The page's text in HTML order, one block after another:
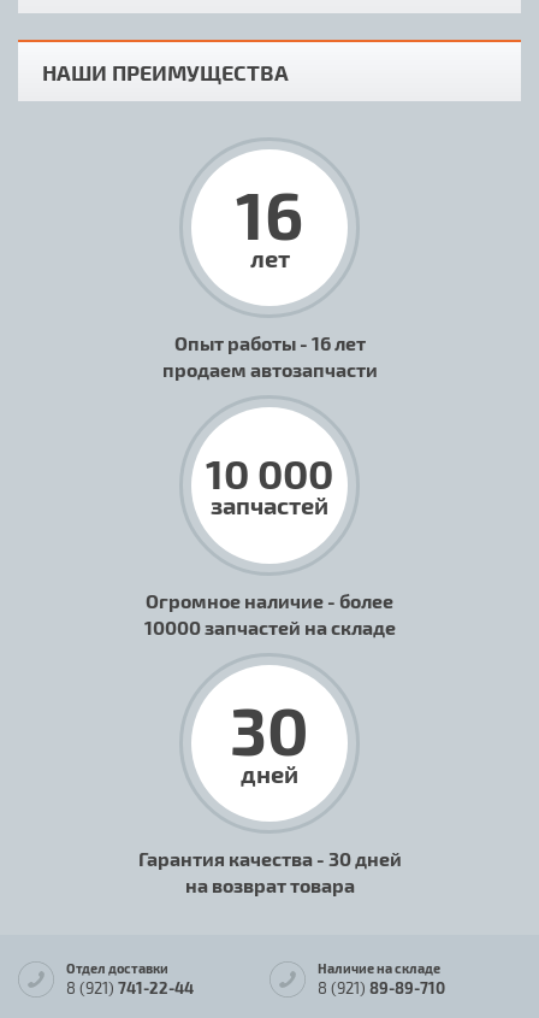
НАШИ ПРЕИМУЩЕСТВА
16
лет
Опыт работы - 16 лет
продаем автозапчасти
10 000
запчастей
Огромное наличие - более
10000 запчастей на складе
30
дней
Гарантия качества - 30 дней
на возврат товара
Отдел доставки
8 (921) 741-22-44
Наличие на складе
8 (921) 89-89-710